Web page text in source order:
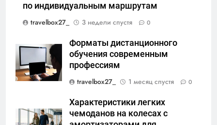
по индивидуальным маршрутам
travelbox27_
3 недели спустя 0
Форматы дистанционного
обучения современным
профессиям
travelbox27_
1 месяц спустя 0
Характеристики легких
чемоданов на колесах с